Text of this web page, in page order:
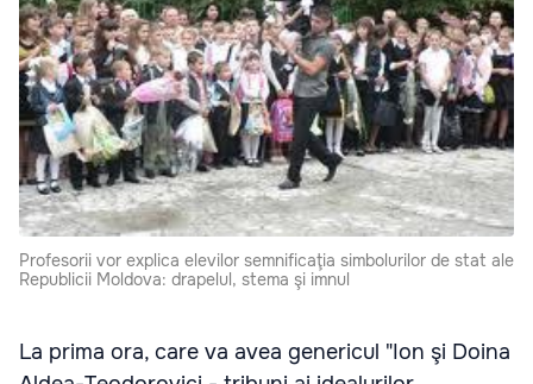
Profesorii vor explica elevilor semnificaţia simbolurilor de stat ale
Republicii Moldova: drapelul, stema şi imnul
La prima ora, care va avea genericul "Ion şi Doina